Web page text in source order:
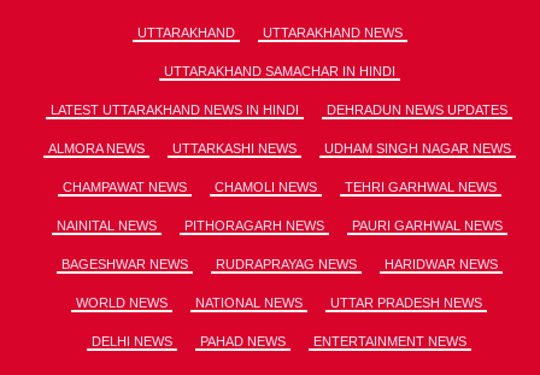
UTTARAKHAND UTTARAKHAND NEWS
UTTARAKHAND SAMACHAR IN HINDI
LATEST UTTARAKHAND NEWS IN HINDI DEHRADUN NEWS UPDATES
ALMORA NEWS UTTARKASHI NEWS UDHAM SINGH NAGAR NEWS
CHAMPAWAT NEWS CHAMOLI NEWS TEHRI GARHWAL NEWS
NAINITAL NEWS PITHORAGARH NEWS PAURI GARHWAL NEWS
BAGESHWAR NEWS RUDRAPRAYAG NEWS HARIDWAR NEWS
WORLD NEWS NATIONAL NEWS UTTAR PRADESH NEWS
DELHI NEWS PAHAD NEWS ENTERTAINMENT NEWS